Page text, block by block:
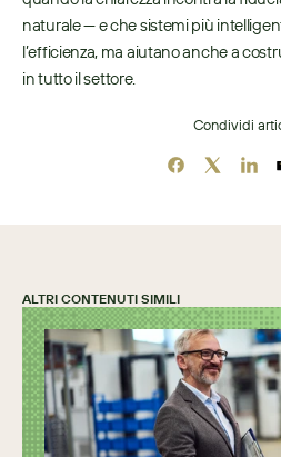
naturale — e che sistemi più
l’efficienza, ma aiutano anche a
in tutto il settore.
Condividi
ALTRI CONTENUTI SIMILI